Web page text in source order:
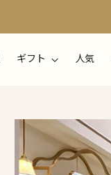
ギフト 人気